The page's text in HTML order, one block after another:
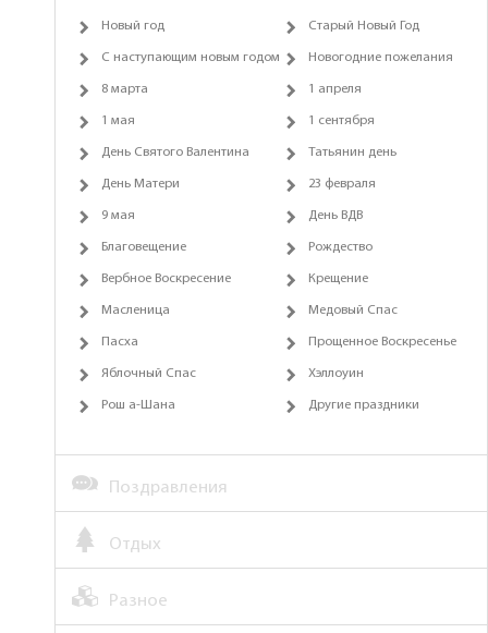
Новый год Старый Новый Год
С наступающим новым годом Новогодние пожелания
8 марта 1 апреля
1 мая 1 сентября
День Святого Валентина Татьянин день
День Матери 23 февраля
9 мая День ВДВ
Благовещение Рождество
Вербное Воскресение Крещение
Масленица Медовый Спас
Пасха Прощенное Воскресенье
Яблочный Спас Хэллоуин
Рош а-Шана Другие праздники
Поздравления
Отдых
Разное